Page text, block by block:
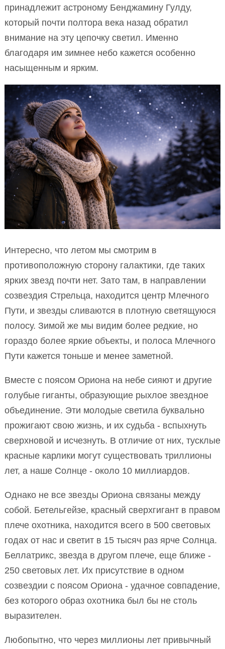
принадлежит астроному Бенджамину Гулду,
который почти полтора века назад обратил
внимание на эту цепочку светил. Именно
благодаря им зимнее небо кажется особенно
насыщенным и ярким.
Интересно, что летом мы смотрим в
противоположную сторону галактики, где таких
ярких звезд почти нет. Зато там, в направлении
созвездия Стрельца, находится центр Млечного
Пути, и звезды сливаются в плотную светящуюся
полосу. Зимой же мы видим более редкие, но
гораздо более яркие объекты, и полоса Млечного
Пути кажется тоньше и менее заметной.
Вместе с поясом Ориона на небе сияют и другие
голубые гиганты, образующие рыхлое звездное
объединение. Эти молодые светила буквально
прожигают свою жизнь, и их судьба - вспыхнуть
сверхновой и исчезнуть. В отличие от них, тусклые
красные карлики могут существовать триллионы
лет, а наше Солнце - около 10 миллиардов.
Однако не все звезды Ориона связаны между
собой. Бетельгейзе, красный сверхгигант в правом
плече охотника, находится всего в 500 световых
годах от нас и светит в 15 тысяч раз ярче Солнца.
Беллатрикс, звезда в другом плече, еще ближе -
250 световых лет. Их присутствие в одном
созвездии с поясом Ориона - удачное совпадение,
без которого образ охотника был бы не столь
выразителен.
Любопытно, что через миллионы лет привычный